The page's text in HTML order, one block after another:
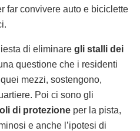
far convivere auto e biciclette
di eliminare gli stalli dei
questione che i residenti
mezzi, sostengono,
Poi ci sono gli
di protezione per la pista,
e anche l’ipotesi di